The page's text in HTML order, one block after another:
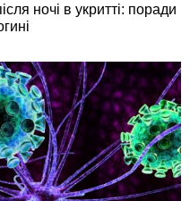
ночі в укритті: поради